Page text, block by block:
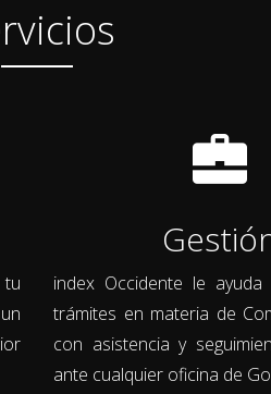
index Occidente le
trámites en materia de
con asistencia y
ante cualquier oficina de